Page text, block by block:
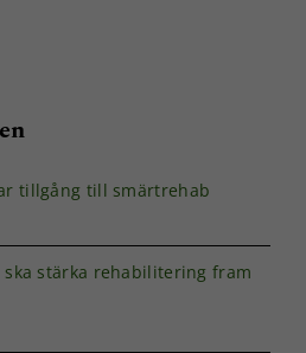
tillgång till smärtrehab
stärka rehabilitering fram
går inte att
välja bort. De
att hemsidan
över huvud